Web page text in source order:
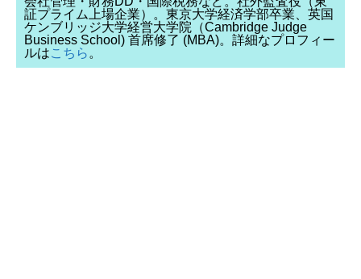
証プライム上場企業）。東京大学経済学部卒業、英国
ケンブリッジ大学経営大学院（Cambridge Judge
Business School) 首席修了 (MBA)。詳細なプロフィー
ルはこちら 。